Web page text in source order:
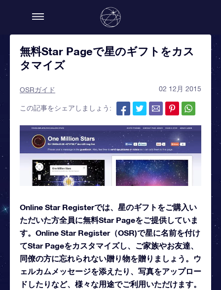
無料Star Pageで星のギフトをカス
タマイズ
OSRガイド 02 12月 2015
この記事をシェアしましょう:
Online Star Registerでは、星のギフトをご購入い
ただいた方全員に無料Star Pageをご提供していま
す。Online Star Register（OSR)で星に名前を付け
てStar Pageをカスタマイズし、ご家族やお友達、
同僚の方に忘れられない贈り物を贈りましょう。ウ
ェルカムメッセージを添えたり、写真をアップロー
ドしたりなど、様々な用途でご利用いただけます。